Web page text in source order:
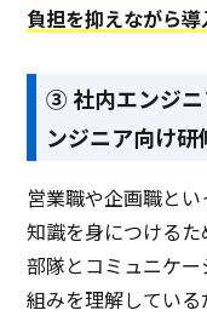
負担を抑えながら導
③ 社内エンジニ
ンジニア向け
営業職や企画職と
知識を身につける
部隊とコミュニケ
組みを理解してい